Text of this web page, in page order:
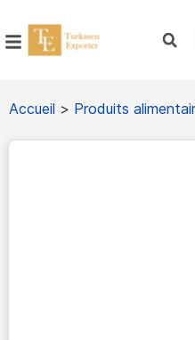
Accueil > Produits